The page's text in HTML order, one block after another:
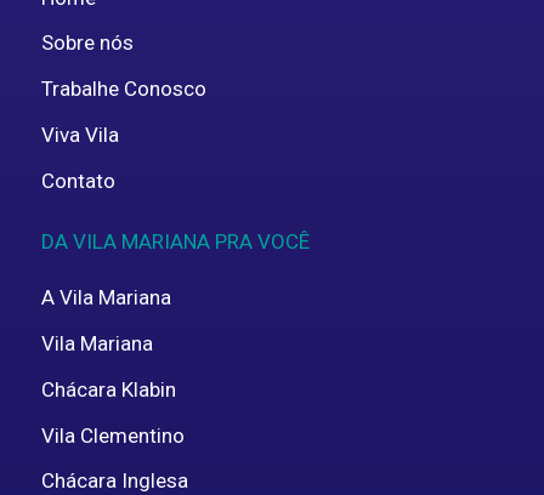
Sobre nós
Trabalhe Conosco
Viva Vila
Contato
DA VILA MARIANA PRA VOCÊ
A Vila Mariana
Vila Mariana
Chácara Klabin
Vila Clementino
Chácara Inglesa